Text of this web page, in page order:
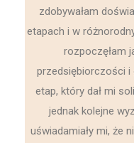
zdobywałam
etapach i w
rozpoczęłam
przedsiębiorczości i
etap, który dał mi
jednak kolejne
uświadamiały mi, że